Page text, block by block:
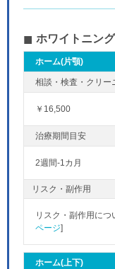
ホワイトニング
ホーム(片顎)
￥16,500
2週間-1カ月
リスク・副作用
リスク・副作用に
ページ]
ホーム(上下)